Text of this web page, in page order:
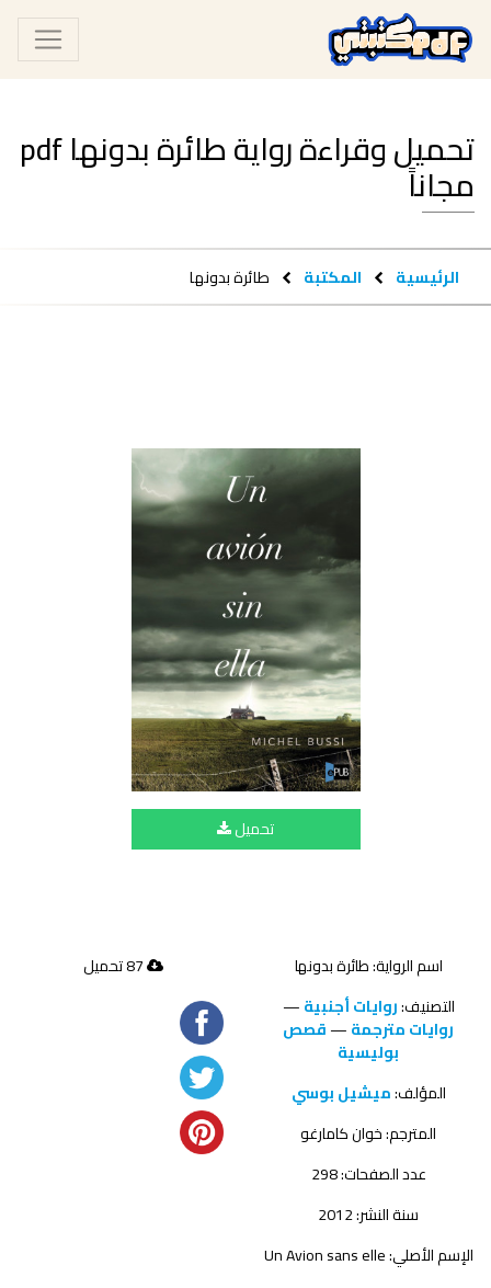
تحميل وقراءة رواية طائرة بدونها pdf
مجاناً
الرئيسية المكتبة طائرة بدونها
تحميل
اسم الرواية: طائرة بدونها
التصنيف:روايات أجنبية—
روايات مترجمة—قصص
بوليسية
المؤلف:ميشيل بوسي
المترجم:خوان كامارغو
عدد الصفحات: 298
سنة النشر: 2012
الإسم الأصلي: Un Avion sans elle